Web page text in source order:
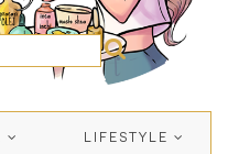
LIFESTYLE